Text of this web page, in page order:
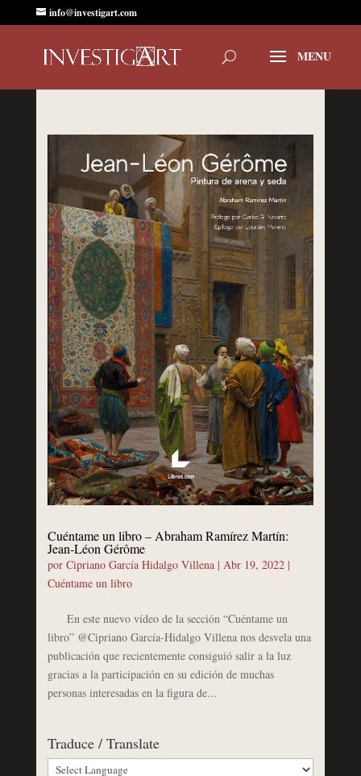
info@investigart.com
Cuéntame un libro – Abraham Ramírez Martín:
Jean-Léon Gérôme
por Cipriano García Hidalgo Villena| Abr 19, 2022|
Cuéntame un libro
En este nuevo vídeo de la sección “Cuéntame un
libro” @Cipriano García-Hidalgo Villena nos desvela una
publicación que recientemente consiguió salir a la luz
gracias a la participación en su edición de muchas
personas interesadas en la figura de...
Traduce / Translate